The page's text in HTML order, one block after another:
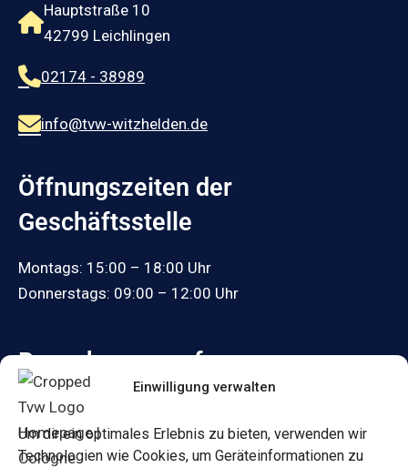
Einwilligung verwalten
Um dir ein optimales Erlebnis zu bieten, verwenden wir
Technologien wie Cookies, um Geräteinformationen zu
Hauptstraße 10
42799 Leichlingen
02174 - 38989
info@tvw-witzhelden.de
Öffnungszeiten der
Geschäftsstelle
Montags: 15:00 – 18:00 Uhr
Donnerstags: 09:00 – 12:00 Uhr
Besuche uns auf:
Informationen